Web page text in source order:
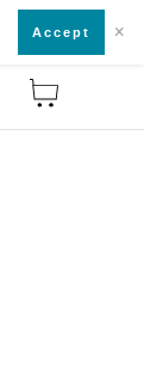
Accept ×